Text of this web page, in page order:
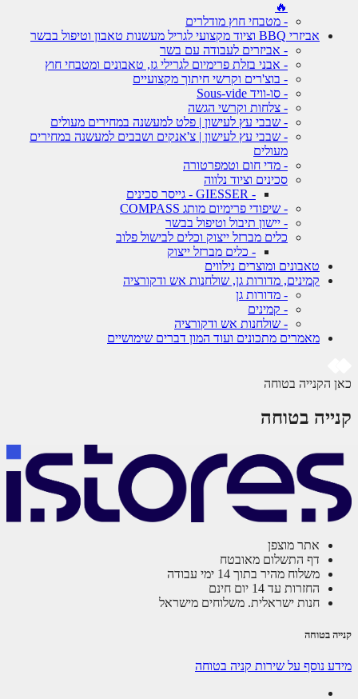
- מטבחי חוץ מודלרים
אביזרי BBQ וציוד מקצועי לגריל מעשנות טאבון וטיפול בבשר
- אביזרים לעבודה עם בשר
- אבני בזלת פרימיום לגרילי גז, טאבונים ומטבחי חוץ
- בוצ'רים וקרשי חיתוך מקצועיים
- סו-וויד Sous-vide
- צלחות וקרשי הגשה
- שבבי עץ לעישון | פלט למעשנה במחירים מעולים
- שבבי עץ לעישון | צ'אנקים ושבבים למעשנה במחירים
מעולים
- מדי חום וטמפרטורה
סכינים וציוד נלווה
- שיפודי פרימיום מותג COMPASS
- יישון תיבול וטיפול בבשר
כלים מברזל ייצוק וכלים לבישול פלוב
- כלים מברזל ייצוק
טאבונים ומוצרים נילווים
קמינים, מדורות גן, שולחנות אש ודקורציה
- מדורות גן
- קמינים
- שולחנות אש ודקורציה
מאמרים מתכונים ועוד המון דברים שימושיים
הקנייה בטוחה
בטוחה
אתר מוצפן
דף התשלום מאובטח
משלוח מהיר בתוך 14 ימי עבודה
החזרות עד 14 יום חינם
חנות ישראלית. משלוחים מישראל
בטוחה
נוסף על שירות קניה בטוחה